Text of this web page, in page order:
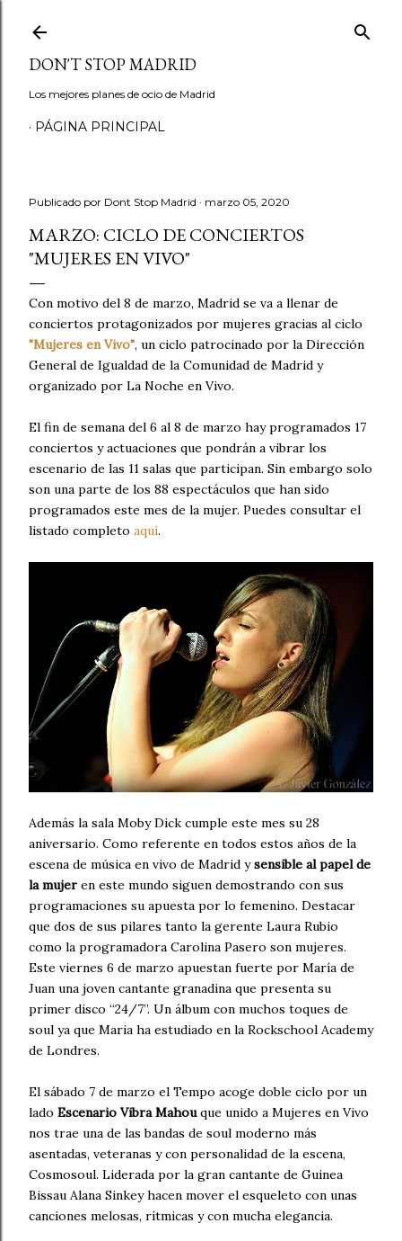
DON'T STOP MADRID
Los mejores planes de ocio de Madrid
PÁGINA PRINCIPAL
Publicado por Dont Stop Madrid marzo 05, 2020
MARZO: CICLO DE CONCIERTOS
"MUJERES EN VIVO"
Con motivo del 8 de marzo, Madrid se va a llenar de
conciertos protagonizados por mujeres gracias al ciclo
"Mujeres en Vivo", un ciclo patrocinado por la Dirección
General de Igualdad de la Comunidad de Madrid y
organizado por La Noche en Vivo.
El fin de semana del 6 al 8 de marzo hay programados 17
conciertos y actuaciones que pondrán a vibrar los
escenario de las 11 salas que participan. Sin embargo solo
son una parte de los 88 espectáculos que han sido
programados este mes de la mujer. Puedes consultar el
listado completo aquí.
Además la sala Moby Dick cumple este mes su 28
aniversario. Como referente en todos estos años de la
escena de música en vivo de Madrid ysensible al papel de
la mujer en este mundo siguen demostrando con sus
programaciones su apuesta por lo femenino. Destacar
que dos de sus pilares tanto la gerente Laura Rubio
como la programadora Carolina Pasero son mujeres.
Este viernes 6 de marzo apuestan fuerte por María de
Juan una joven cantante granadina que presenta su
primer disco “24/7”. Un álbum con muchos toques de
soul ya que Maria ha estudiado en la Rockschool Academy
de Londres.
El sábado 7 de marzo el Tempo acoge doble ciclo por un
lado Escenario Vibra Mahou que unido a Mujeres en Vivo
nos trae una de las bandas de soul moderno más
asentadas, veteranas y con personalidad de la escena,
Cosmosoul. Liderada por la gran cantante de Guinea
Bissau Alana Sinkey hacen mover el esqueleto con unas
canciones melosas, rítmicas y con mucha elegancia.